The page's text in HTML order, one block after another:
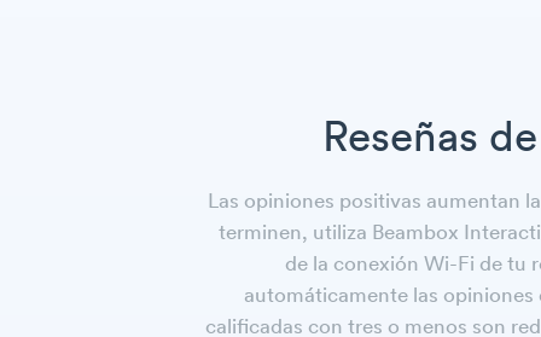
Reseñas
Las opiniones positivas aumentan
terminen, utiliza Beambox
de la conexión Wi-Fi de tu
automáticamente las opiniones
calificadas con tres o menos son